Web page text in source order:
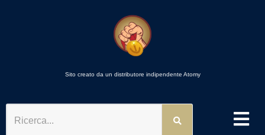
Sito creato da un distributore indipendente Atomy
RICERCA